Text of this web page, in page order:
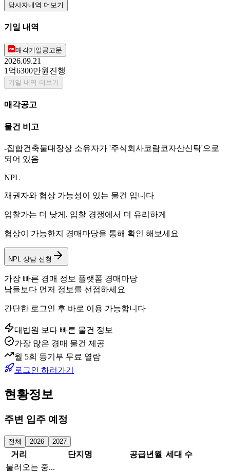
당사자내역 더보기
기일 내역
매각기일공고문
2026.09.21
1억6300만원 진행
기일 내역 더보기
매각공고
물건 비고
-집합건축물대장상 소유자가 '주식회사코람코자산신탁'으로
되어 있음
NPL
채권자와 협상 가능성이 있는 물건 입니다
입찰가는 더 낮게, 입찰 경쟁에서 더 유리하게
협상이 가능한지 경매마당을 통해 확인 해보세요
NPL 상담 신청
가장 빠른 경매 정보 플랫폼 경매마당
남들보다 먼저 정보를 선점하세요
간단한 로그인 후 바로 이용 가능합니다
대법원 보다 빠른 물건 정보
가장 많은 경매 물건 제공
월 5회 등기부 무료 열람
로그인 하러가기
현황정보
주변 입주 예정
전체 2026 2027
거리 단지명 공급년월 세대 수
불러오는 중...